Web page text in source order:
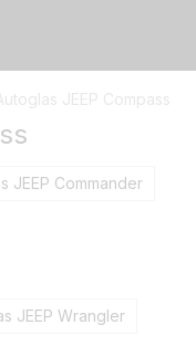
JEEP Compass
JEEP Commander
JEEP Wrangler